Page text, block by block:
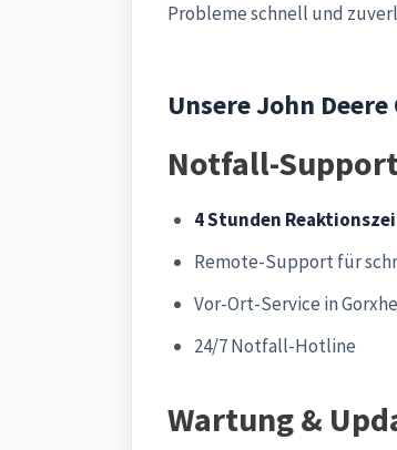
Probleme schnell und
Unsere John
Notfall-
4 Stunden
Remote-Support für
Vor-Ort-Service in
24/7 Notfall-Hotline
Wartung &